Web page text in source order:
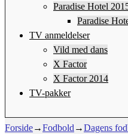
Paradise Hotel
Paradise
TV anmeldelser
Vild med dans
X Factor
X Factor 2014
TV-pakker
Forside→Fodbold →Dagens